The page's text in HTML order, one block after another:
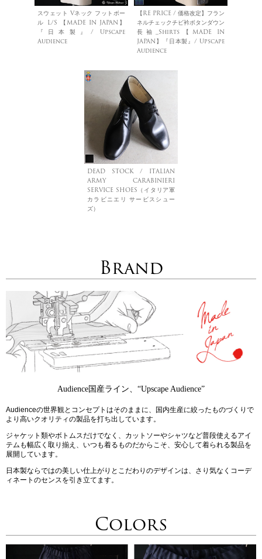
スウェット Vネック フットボー
ル L/S 【MADE IN JAPAN】
『日本製』/ Upscape
Audience
【RE PRICE / 価格改定】フラン
ネルチェックチビ衿ボタンダウン
長袖_Shirts【MADE IN
JAPAN】『日本製』/ Upscape
Audience
DEAD STOCK / ITALIAN
ARMY CARABINIERI
SERVICE SHOES（イタリア軍
カラビニエリ サービスシュー
ズ）
Brand
Audience国産ライン、“Upscape Audience”
Audienceの世界観とコンセプトはそのままに、国内生産に絞ったものづくりで
より高いクオリティの製品を打ち出しています。
ジャケット類やボトムスだけでなく、カットソーやシャツなど普段使えるアイ
テムも幅広く取り揃え、いつも着るものだからこそ、安心して着られる製品を
展開しています。
日本製ならではの美しい仕上がりとこだわりのデザインは、さり気なくコーデ
ィネートのセンスを引き立てます。
Colors